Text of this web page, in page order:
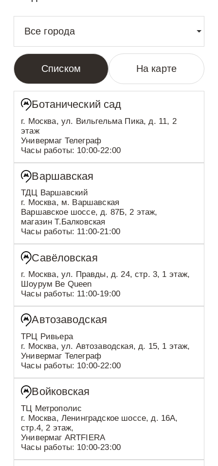
Все города
Списком На карте
Ботанический сад
г. Москва, ул. Вильгельма Пика, д. 11, 2
этаж
Универмаг Телеграф
Часы работы: 10:00-22:00
Варшавская
ТДЦ Варшавский
г. Москва, м. Варшавская
Варшавское шоссе, д. 87Б, 2 этаж,
магазин Т.Балковская
Часы работы: 11:00-21:00
Савёловская
г. Москва, ул. Правды, д. 24, стр. 3, 1 этаж,
Шоурум Be Queen
Часы работы: 11:00-19:00
Автозаводская
ТРЦ Ривьера
г. Москва, ул. Автозаводская, д. 15, 1 этаж,
Универмаг Телеграф
Часы работы: 10:00-22:00
Войковская
ТЦ Метрополис
г. Москва, Ленинградское шоссе, д. 16А,
стр.4, 2 этаж,
Универмаг ARTFIERA
Часы работы: 10:00-23:00